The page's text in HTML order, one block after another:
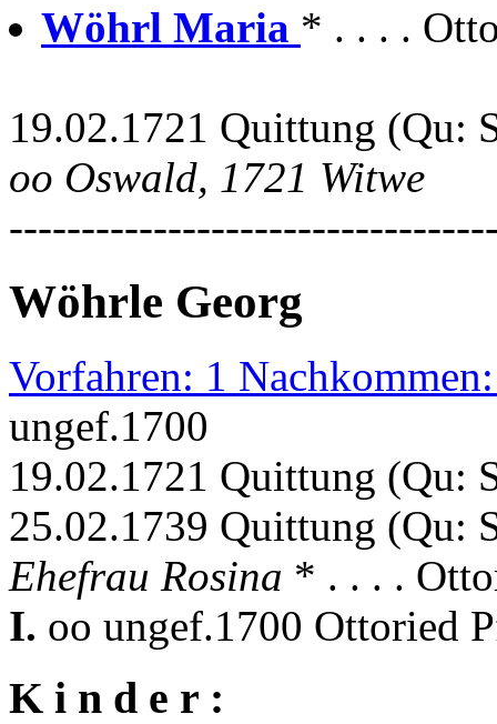
Wöhrl Maria * . . . .
19.02.1721 Quittung (Qu:
oo Oswald, 1721 Witwe
Wöhrle Georg
Vorfahren: 1
ungef.1700
19.02.1721 Quittung (Qu:
25.02.1739 Quittung (Qu:
Ehefrau Rosina * . . . .
I. oo ungef.1700 Ottoried
K i n d e r :